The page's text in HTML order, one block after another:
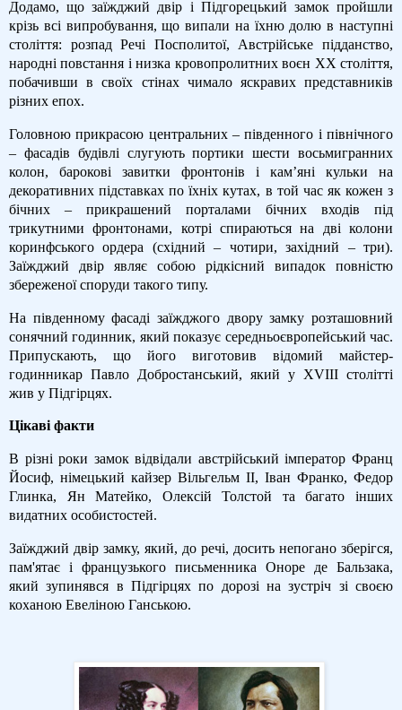
Додамо, що заїжджий двір і Підгорецький замок пройшли
крізь всі випробування, що випали на їхню долю в наступні
століття: розпад Речі Посполитої, Австрійське підданство,
народні повстання і низка кровопролитних воєн XX століття,
побачивши в своїх стінах чимало яскравих представників
різних епох.
Головною прикрасою центральних – південного і північного
– фасадів будівлі слугують портики шести восьмигранних
колон, барокові завитки фронтонів і кам’яні кульки на
декоративних підставках по їхніх кутах, в той час як кожен з
бічних – прикрашений порталами бічних входів під
трикутними фронтонами, котрі спираються на дві колони
коринфського ордера (східний – чотири, західний – три).
Заїжджий двір являє собою рідкісний випадок повністю
збереженої споруди такого типу.
На південному фасаді заїжджого двору замку розташовний
сонячний годинник, який показує середньоєвропейський час.
Припускають, що його виготовив відомий майстер-
годинникар Павло Добростанський, який у ХVІІІ столітті
жив у Підгірцях.
Цікаві факти
В різні роки замок відвідали австрійський імператор Франц
Йосиф, німецький кайзер Вільгельм II, Іван Франко, Федор
Глинка, Ян Матейко, Олексій Толстой та багато інших
видатних особистостей.
Заїжджий двір замку, який, до речі, досить непогано зберігся,
пам'ятає і французького письменника Оноре де Бальзака,
який зупинявся в Підгірцях по дорозі на зустріч зі своєю
коханою Евеліною Ганською.